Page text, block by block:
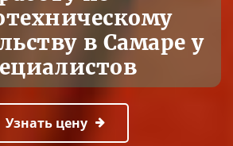
в Самаре у
Узнать цену